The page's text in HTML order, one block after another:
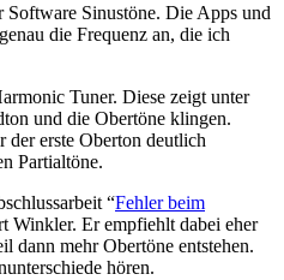
Sinustöne. Die Apps und
die Frequenz an, die ich
Tuner. Diese zeigt unter
und die Obertöne klingen.
der erste Oberton deutlich
Partialtöne.
“Fehler beim
Winkler. Er empfiehlt dabei eher
dann mehr Obertöne entstehen.
hören.